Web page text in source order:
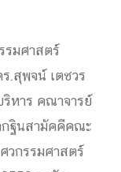
รมศาสตร์
.สุพจน์ เตชวร
หาร คณาจารย์
ฐินสามัคคีคณะ
วกรรมศาสตร์